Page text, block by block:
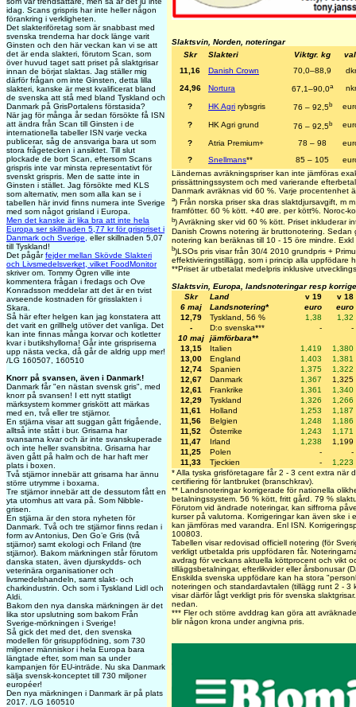
idag. Scans grispris har inte heller någon
förankring i verkligheten.
Det slakteriföretag som är snabbast med
svenska trenderna har dock länge varit
Ginsten och den här veckan kan vi se att
det är enda slakteri, förutom Scan, som
över huvud taget satt priset på slaktgrisar
innan de börjat slaktas. Jag ställer mig
därför frågan om inte Ginsten, detta lilla
slakteri, kanske är mest kvalificerat bland
de svenska att stå med bland Tyskland och
Danmark på GrisPortalens förstasida?
När jag för många år sedan försökte få ISN
att ändra från Scan till Ginsten i de
internationella tabeller ISN varje vecka
publicerar, såg de ansvariga bara ut som
stora frågetecken i ansiktet. Till slut
plockade de bort Scan, eftersom Scans
grispris inte var minsta representativt för
svenskt grispris. Men de satte inte in
Ginsten i stället. Jag försökte med KLS
som alternativ, men som alla kan se i
tabellen här invid finns numera inte Sverige
med som något grisland i Europa.
Men det kanske är lika bra att inte hela
Europa ser skillnaden 5,77 kr för grispriset i
Danmark och Sverige,
eller skillnaden 5,07
till Tyskland!
Det pågårfejder mellan Skövde Slakteri
och Livsmedelsverket, vilket FoodMonitor
skriver om. Tommy Ögren ville inte
kommentera frågan i fredags och Ove
Konradsson meddelar att det är en tvist
avseende kostnaden för grisslakten i
Skara.
Så här efter helgen kan jag konstatera att
det varit en grillhelg utöver det vanliga. Det
kan inte finnas många korvar och kotletter
kvar i butikshyllorna! Går inte grispriserna
upp nästa vecka, då går de aldrig upp mer!
/LG 160507, 160510
Knorr på svansen, även i Danmark!
Danmark får "en nästan svensk gris", med
knorr på svansen! I ett nytt statligt
märksystem kommer griskött att märkas
med en, två eller tre stjärnor.
En stjärna visar att suggan gått frigående,
alltså inte stått i bur. Grisarna har
svansarna kvar och är inte svanskuperade
och inte heller svansbitna. Grisarna har
även gått på halm och de har haft mer
plats i boxen.
Två stjärnor innebär att grisarna har ännu
större utrymme i boxarna.
Tre stjärnor innebär att de dessutom fått en
yta utomhus att vara på. Som Nibble-
grisen.
En stjärna är den stora nyheten för
Danmark. Två och tre stjärnor finns redan i
form av Antonius, Den Go’e Gris (två
stjärnor) samt ekologi och Friland (tre
stjärnor). Bakom märkningen står förutom
danska staten, även djurskydds- och
veterinära organisationer och
livsmedelshandeln, samt slakt- och
charkindustrin. Och som i Tyskland Lidl och
Aldi.
Bakom den nya danska märkningen är det
lika stor upslutning som bakom Från
Sverige-mörkningen i Sverige!
Så gick det med det, den svenska
modellen för grisuppfödning, som 730
miljoner människor i hela Europa bara
längtade efter, som man sa under
kampanjen för EU-inträde. Nu ska Danmark
sälja svensk-konceptet till 730 miljoner
européer!
Den nya märkningen i Danmark är på plats
2017. /LG 160510
Slaktsvin, Norden, noteringar
Skr
Slakteri Viktgr. kg
11,16
Danish Crown 70,0–88,9
dkr
24,96
Nortura 67,1–90,0a nkr
? HK Agri rybsgris 76 – 92,5b
? HK Agri grund 76 – 92,5b
? Atria Premium+ 78 – 98
?
Snellmans** 85 – 105
Ländernas avräkningspriser kan inte jämföras
prissättningssystem och med varierande
Danmark avräknas vid 60 %. Varje procentenhet
a) Från norska priser ska dras slaktdjursavgift, m
framfötter. 60 % kött. +40 øre. per kött%. Noroc-
b) Avräkning sker vid 60 % kött. Priset inkluderar
Danish Crowns notering är bruttonotering. Sedan
notering kan beräknas till 10 - 15 öre mindre. Exkl
b)LSOs pris visar från 30/4 2010 grundpris +
effektivieringstillägg, som i princip alla uppfödare
**Priset är utbetalat medelpris inklusive
Slaktsvin, Europa, landsnoteringar resp
Skr
Land v 19
v 18
6 maj
Landsnotering* euro
euro
12,79
Tyskland, 56 % 1,38
1,32
-
D:o svenska*** -
-
10 maj
jämförbara**
13,15
Italien 1,419
1,380
13,00
England 1,403
1,381
12,74
Spanien 1,375
1,322
12,67
Danmark 1,367
1,325
12,61
Frankrike 1,361
1,340
12,29
Tyskland 1,326
1,266
11,61
Holland 1,253
1,187
11,56
Belgien 1,248
1,186
11,52
Österrike 1,243
1,171
11,47
Irland 1,238
1,199
11,25
Polen -
-
11,33
Tjeckien -
1,223
* Alla tyska grisföretagare får 2 - 3 cent extra när
certifiering för lantbruket (branschkrav).
** Landsnoteringar korrigerade för nationella
betalningssystem. 56 % kött, fritt gård. 79 %
Förutom vid ändrade noteringar, kan siffrorna
kurser på valutorna. Korrigeringar kan även ske i
kan jämföras med varandra. Enl ISN.
100803.
Tabellen visar redovisad officiell notering (för
verkligt utbetalda pris uppfödaren får.
avdrag för veckans aktuella köttprocent och vikt
tilläggsbetalningar, efterlikvider eller årsbonusar
Enskilda svenska uppfödare kan ha stora
noteringen och standardavtalen (tillägg runt 2 - 3
visar därför lågt verkligt pris för svenska
nedan.
*** Fler och större avddrag kan göra att
blir någon krona under angivna pris.